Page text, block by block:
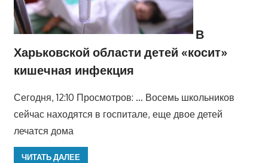
В
Харьковской области детей «косит»
кишечная инфекция
Сегодня, 12:10 Просмотров: … Восемь школьников
сейчас находятся в госпитале, еще двое детей
лечатся дома
ЧИТАТЬ ДАЛЕЕ